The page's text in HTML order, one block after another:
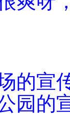
的宣
园的